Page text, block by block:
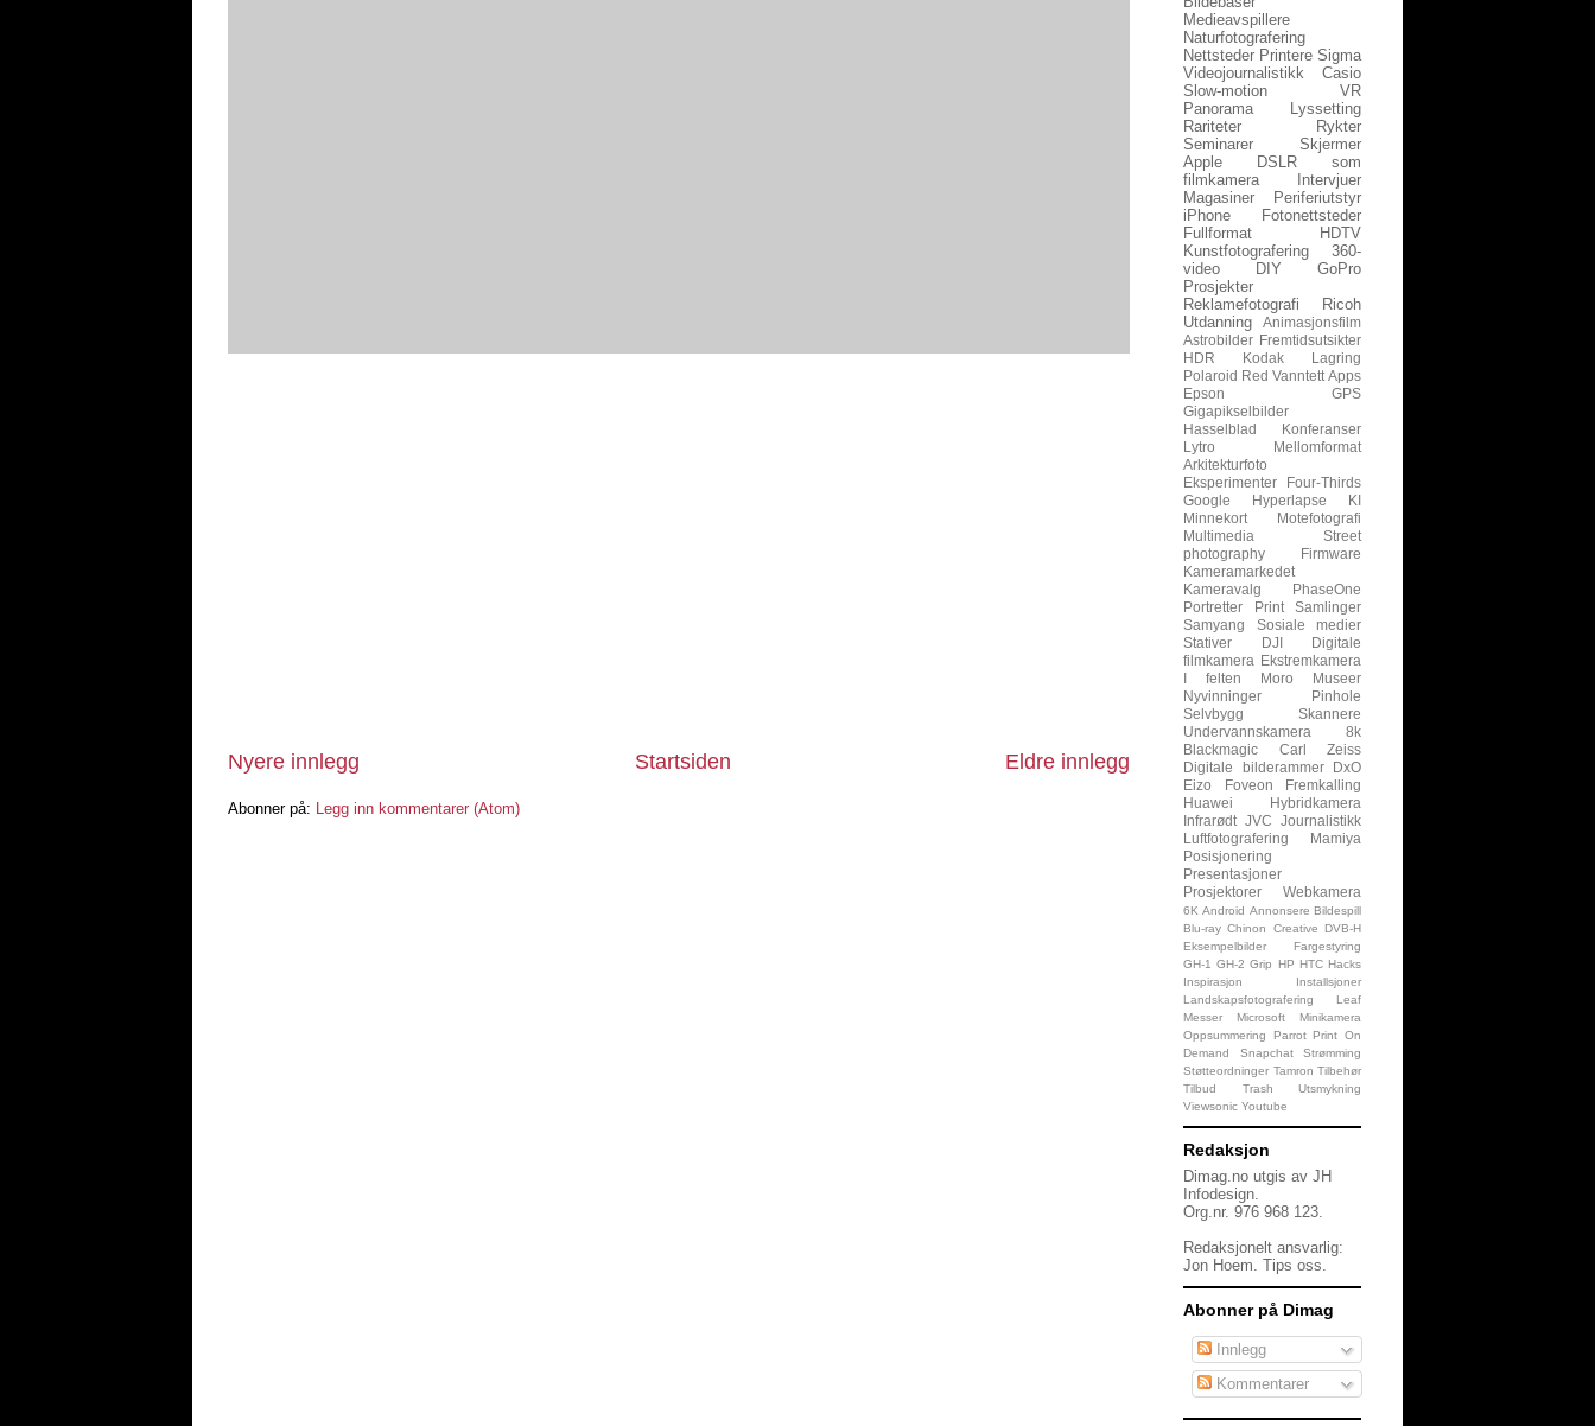
Nyere innlegg Eldre innlegg
Startsiden
Abonner på: Legg inn kommentarer (Atom)
Medieavspillere
Naturfotografering
Nettsteder Printere Sigma
Videojournalistikk
Casio
Slow-motion
VR
Panorama
Lyssetting
Rariteter
Rykter
Seminarer
Skjermer
Apple
DSLR som
filmkamera
Intervjuer
Magasiner
Periferiutstyr
iPhone
Fotonettsteder
Fullformat
HDTV
Kunstfotografering
360-
video
DIY
GoPro
Prosjekter
Reklamefotografi
Ricoh
Utdanning
Animasjonsfilm
Astrobilder Fremtidsutsikter
HDR
Kodak
Lagring
Polaroid Red Vanntett Apps
Epson
GPS
Gigapikselbilder
Hasselblad
Konferanser
Lytro
Mellomformat
Arkitekturfoto
Eksperimenter
Four-Thirds
Google
Hyperlapse
KI
Minnekort
Motefotografi
Multimedia
Street
photography
Firmware
Kameramarkedet
Kameravalg
PhaseOne
Portretter
Print
Samlinger
Samyang
Sosiale medier
Stativer
DJI
Digitale
filmkamera Ekstremkamera
I felten
Moro
Museer
Nyvinninger
Pinhole
Selvbygg
Skannere
Undervannskamera
8k
Blackmagic
Carl Zeiss
Digitale bilderammer
DxO
Eizo
Foveon
Fremkalling
Huawei
Hybridkamera
Infrarødt JVC
Journalistikk
Luftfotografering
Mamiya
Posisjonering
Presentasjoner
Prosjektorer
Webkamera
6K Android Annonsere Bildespill
Blu-ray Chinon Creative
DVB-H
Eksempelbilder
Fargestyring
GH-1 GH-2 Grip HP HTC Hacks
Inspirasjon
Installsjoner
Landskapsfotografering
Leaf
Messer
Microsoft
Minikamera
Oppsummering
Parrot Print On
Demand
Snapchat
Strømming
Støtteordninger Tamron Tilbehør
Tilbud
Trash
Utsmykning
Viewsonic Youtube
Redaksjon
Dimag.no utgis av JH
Infodesign.
Org.nr. 976 968 123.
Redaksjonelt ansvarlig:
Jon Hoem. Tips oss.
Abonner på Dimag
Innlegg
Kommentarer